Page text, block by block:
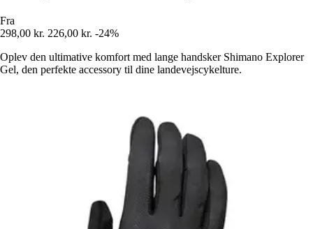
Fra
298,00 kr. 226,00 kr. -24%
Oplev den ultimative komfort med lange handsker Shimano Explorer
Gel, den perfekte accessory til dine landevejscykelture.